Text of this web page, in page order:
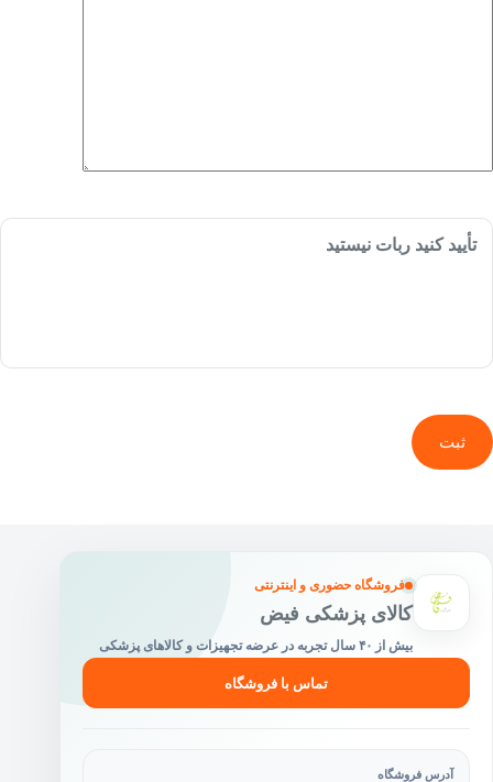
تأیید کنید ربات نیستید
ثبت
فروشگاه حضوری و اینترنتی
کالای پزشکی فیض
بیش از ۴۰ سال تجربه در عرضه تجهیزات و کالاهای پزشکی
تماس با فروشگاه
آدرس فروشگاه